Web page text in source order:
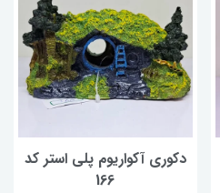
دکوری آکواریوم پلی استر کد
166